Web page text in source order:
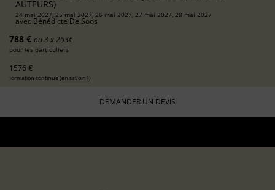
AUTEURS)
24 mai 2027, 25 mai 2027, 26 mai 2027, 27 mai 2027, 28 mai 2027
avec Bénédicte De Soos
788 € ou 3 x 263€
pour les particuliers
1576 €
formation continue (en savoir +)
DEMANDER UN DEVIS